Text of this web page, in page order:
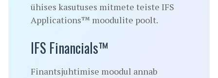
ühises kasutuses mitmete teiste IFS
Applications™ moodulite poolt.
IFS Financials™
Finantsjuhtimise moodul annab